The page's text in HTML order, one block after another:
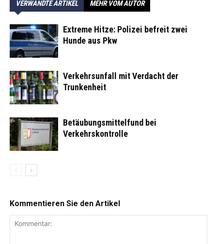
VERWANDTE ARTIKEL MEHR VOM AUTOR
Extreme Hitze: Polizei befreit zwei
Hunde aus Pkw
Verkehrsunfall mit Verdacht der
Trunkenheit
Betäubungsmittelfund bei
Verkehrskontrolle
Kommentieren Sie den Artikel